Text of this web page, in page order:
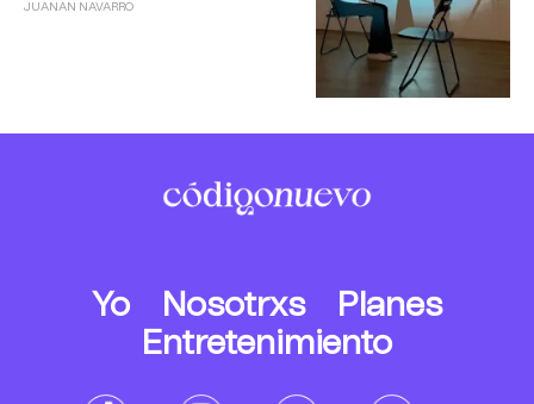
JUANAN NAVARRO
Yo Nosotrxs
Planes
Entretenimiento